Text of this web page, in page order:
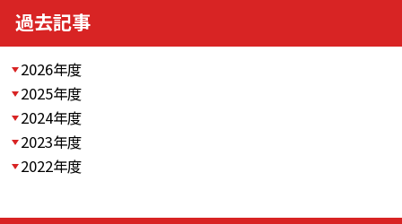
過去記事
2026年度
2025年度
2024年度
2023年度
2022年度